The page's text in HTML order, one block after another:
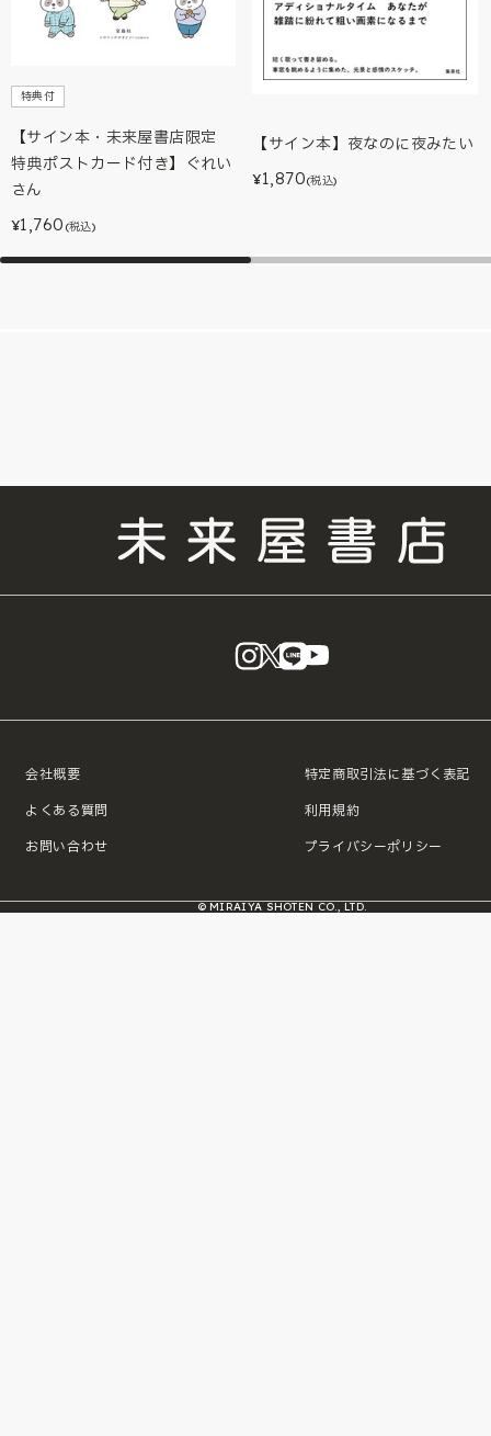
特典付
【サイン本・未来屋書店限定
特典ポストカード付き】ぐれい
さん
¥1,760 (税込)
【サイン本】夜なのに夜みたい
¥1,870(税込)
instagram
X LINE
会社概要
よくある質問
お問い合わせ
特定商取引法に基づく表記
利用規約
プライバシーポリシー
© MIRAIYA SHOTEN CO., LTD.